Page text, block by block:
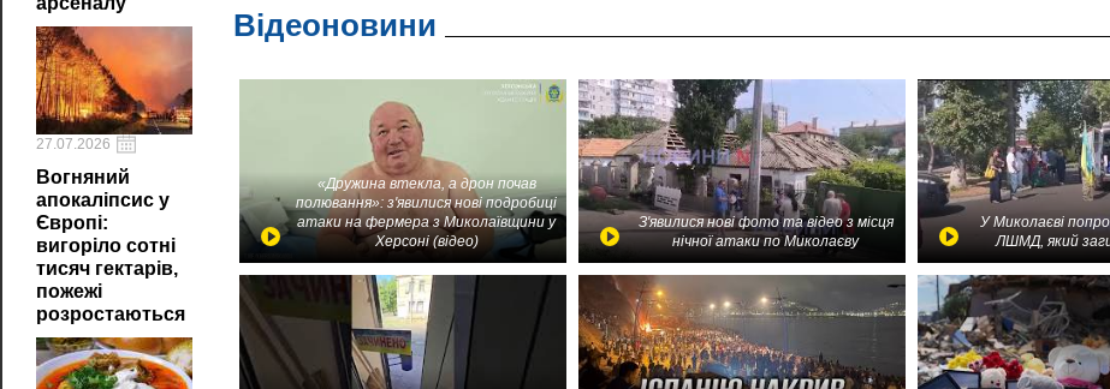
27.07.2026
Вогняний
апокаліпсис у
Європі:
вигоріло сотні
тисяч гектарів,
пожежі
розростаються
Відеоновини
«Дружина втекла, а дрон почав
полювання»: з'явилися нові подробиці
атаки на фермера з Миколаївщини у
Херсоні (відео)
З'явилися нові фото та відео з місця
нічної атаки по Миколаєву
У Миколаєві
ЛШМД, який